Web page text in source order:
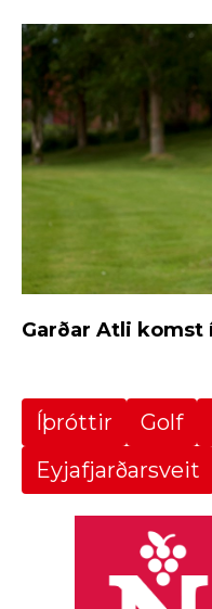
Garðar Atli komst
Íþróttir Golf
Eyjafjarðarsveit